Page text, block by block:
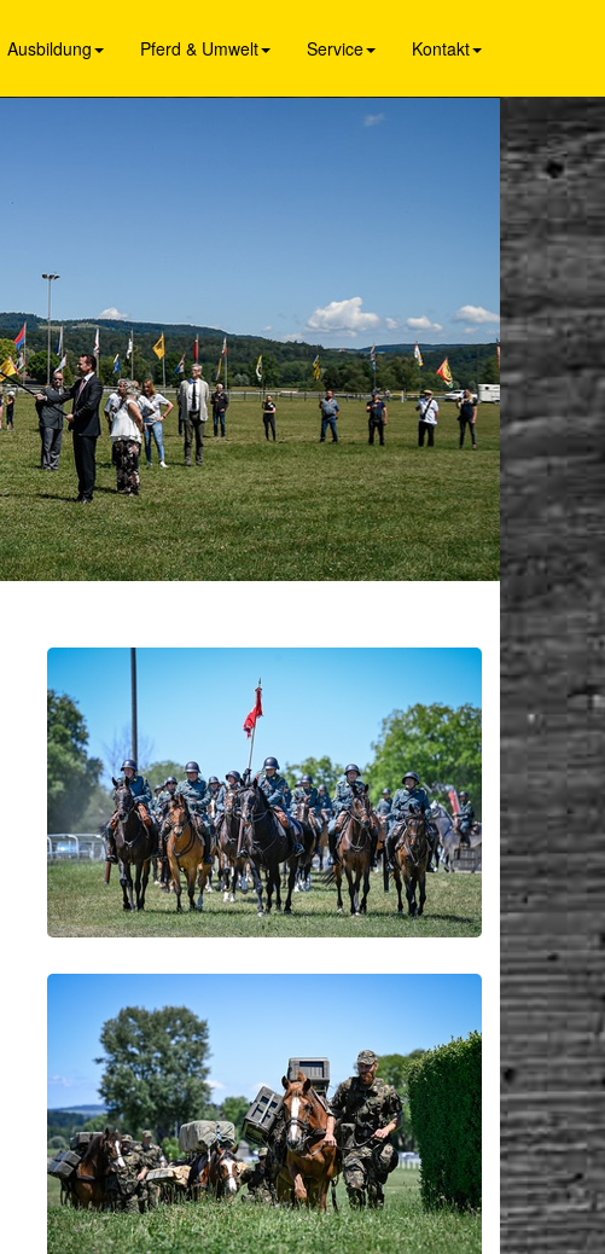
Ausbildung Pferd & Umwelt Service Kontakt